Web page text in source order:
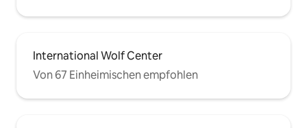
International Wolf Center
Von 67 Einheimischen empfohlen